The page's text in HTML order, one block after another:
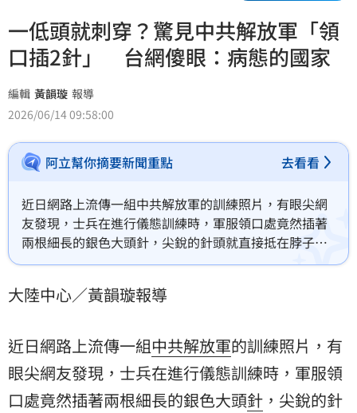
一低頭就刺穿？驚見中共解放軍「領
口插2針」 台網傻眼：病態的國家
編輯 黃韻璇 報導
2026/06/14 09:58:00
阿立幫你摘要新聞重點 去看看
近日網路上流傳一組中共解放軍的訓練照片，有眼尖網
友發現，士兵在進行儀態訓練時，軍服領口處竟然插著
兩根細長的銀色大頭針，尖銳的針頭就直接抵在脖子皮
膚上。照片曝光後隨即在社群平台引發廣泛熱議，不少
「病態」。
大陸中心／黃韻璇報導
近日網路上流傳一組中共解放軍的訓練照片，有
眼尖網友發現，士兵在進行儀態訓練時，軍服領
口處竟然插著兩根細長的銀色大頭針 ，尖銳的針